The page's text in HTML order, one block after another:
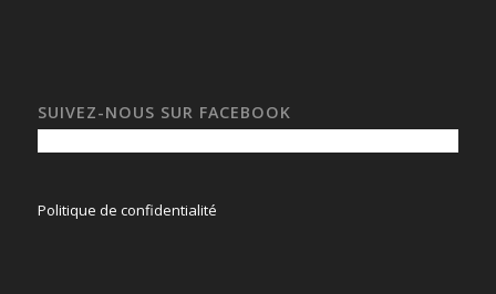
SUIVEZ-NOUS SUR FACEBOOK
Politique de confidentialité